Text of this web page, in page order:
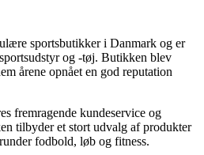
sportsbutikker i Danmark og er
og -tøj. Butikken blev
årene opnået en god reputation
fremragende kundeservice og
tilbyder et stort udvalg af produkter
fodbold, løb og fitness.